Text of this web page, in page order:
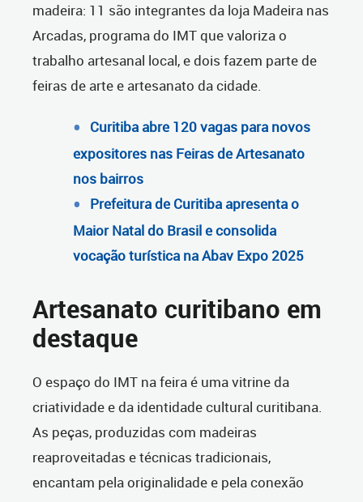
madeira: 11 são integrantes da loja Madeira nas
Arcadas, programa do IMT que valoriza o
trabalho artesanal local, e dois fazem parte de
feiras de arte e artesanato da cidade.
Curitiba abre 120 vagas para novos
expositores nas Feiras de Artesanato
nos bairros
Prefeitura de Curitiba apresenta o
Maior Natal do Brasil e consolida
vocação turística na Abav Expo 2025
Artesanato curitibano em
destaque
O espaço do IMT na feira é uma vitrine da
criatividade e da identidade cultural curitibana.
As peças, produzidas com madeiras
reaproveitadas e técnicas tradicionais,
encantam pela originalidade e pela conexão